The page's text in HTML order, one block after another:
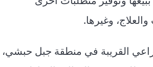
وغيرها.
القريبة في منطقة جبل حبشي،